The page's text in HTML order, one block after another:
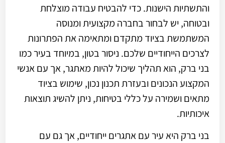
והתשתיות הישנות. כדי להבטיח עבודה מוצלחת
ובטוחה, יש לבחור בחברה מקצועית ומנוסה
המשתמשת בציוד מתקדם ומתאימה את הפתרונות
לצרכים הייחודיים שלכם. ניסור בטון, במיוחד בעיר כמו
בני ברק, הוא תהליך שיכול להיות מאתגר, אך עם אנשי
המקצוע הנכונים ובעזרת תכנון נכון, שימוש בציוד
מתאים ושמירה על כללי בטיחות, ניתן להשיג תוצאות
איכותיות.
בני ברק היא עיר עם אתגרים ייחודיים, אך גם עם